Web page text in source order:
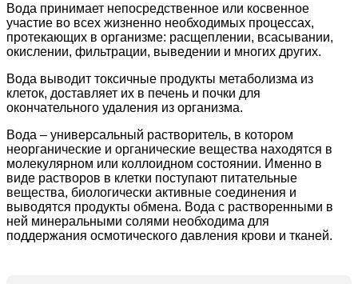
Вода принимает непосредственное или косвенное
участие во всех жизненно необходимых процессах,
протекающих в организме: расщеплении, всасывании,
окислении, фильтрации, выведении и многих других.
Вода выводит токсичные продукты метаболизма из
клеток, доставляет их в печень и почки для
окончательного удаления из организма.
Вода – универсальный растворитель, в котором
неорганические и органические вещества находятся в
молекулярном или коллоидном состоянии. Именно в
виде растворов в клетки поступают питательные
вещества, биологически активные соединения и
выводятся продукты обмена. Вода с растворенными в
ней минеральными солями необходима для
поддержания осмотического давления крови и тканей.